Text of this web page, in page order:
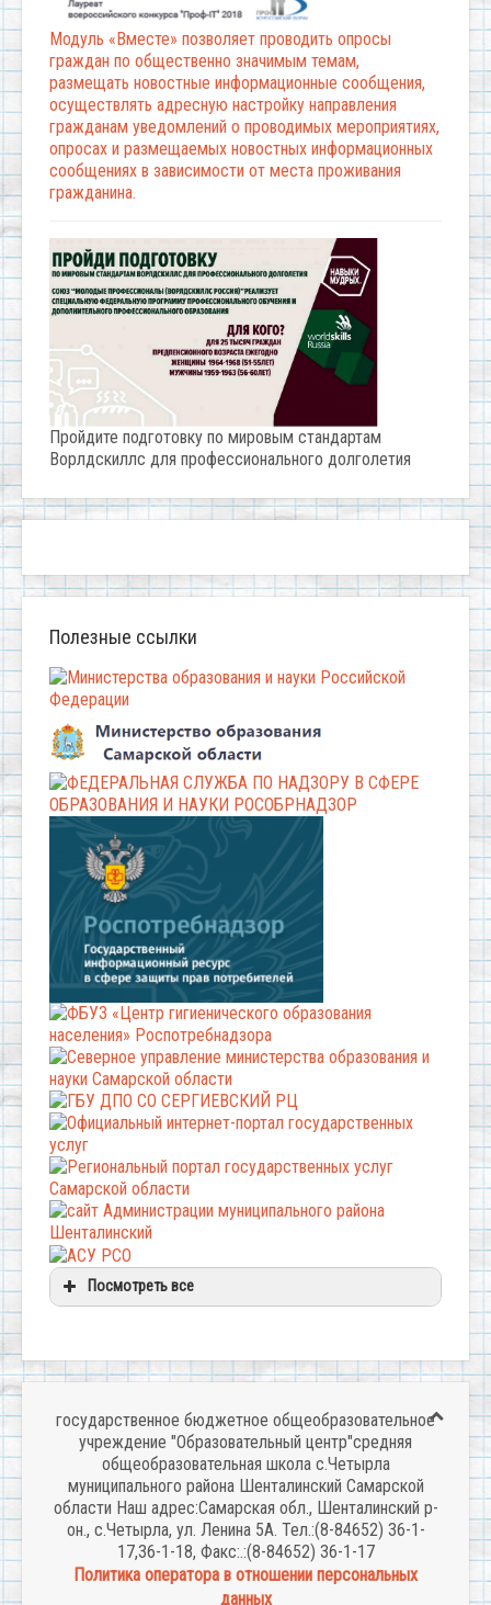
Модуль «Вместе» позволяет проводить опросы
граждан по общественно значимым темам,
размещать новостные информационные сообщения,
осуществлять адресную настройку направления
гражданам уведомлений о проводимых мероприятиях,
опросах и размещаемых новостных информационных
сообщениях в зависимости от места проживания
гражданина.
Пройдите подготовку по мировым стандартам
Ворлдскиллс для профессионального долголетия
Полезные ссылки
Посмотреть все
государственное бюджетное общеобразовательное
учреждение "Образовательный центр"средняя
общеобразовательная школа с.Четырла
муниципального района Шенталинский Самарской
области Наш адрес:Самарская обл., Шенталинский р-
он., с.Четырла, ул. Ленина 5А. Тел.:(8-84652) 36-1-
17,36-1-18, Факс:.:(8-84652) 36-1-17
Политика оператора в отношении персональных
данных